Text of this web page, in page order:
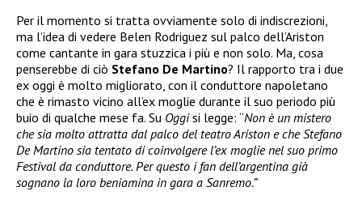
Per il momento si tratta ovviamente solo di indiscrezioni,
ma l’idea di vedere Belen Rodriguez sul palco dell’Ariston
come cantante in gara stuzzica i più e non solo. Ma, cosa
penserebbe di ciò Stefano De Martino? Il rapporto tra i due
ex oggi è molto migliorato, con il conduttore napoletano
che è rimasto vicino all’ex moglie durante il suo periodo più
buio di qualche mese fa. Su Oggisi legge: “Non è un mistero
che sia molto attratta dal palco del teatro Ariston e che Stefano
De Martino sia tentato di coinvolgere l’ex moglie nel suo primo
Festival da conduttore. Per questo i fan dell’argentina già
sognano la loro beniamina in gara a Sanremo.”